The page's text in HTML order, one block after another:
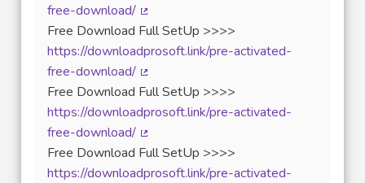
free-download/
(Lien externe)
Free Download Full SetUp >>>>
https://downloadprosoft.link/pre-activated-
free-download/
(Lien externe)
Free Download Full SetUp >>>>
https://downloadprosoft.link/pre-activated-
free-download/
(Lien externe)
Free Download Full SetUp >>>>
https://downloadprosoft.link/pre-activated-